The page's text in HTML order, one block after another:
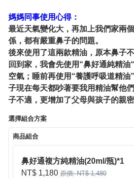
媽媽同事使用心得：
最近天氣變化大，再加上我們家兩
係，都有嚴重鼻子的問題。
後來使用了這兩款精油，原本鼻子
回到家，我會先使用“鼻好通純精油
空氣；睡前再使用“養護呼吸道精油
子現在每天都吵著要我用精油幫他
子不適，更增加了父母與孩子的親密
選擇組合方案
商品組合
鼻好通複方純精油(20ml/瓶)*1
NT$ 1,180 原價: NT$ 1,480